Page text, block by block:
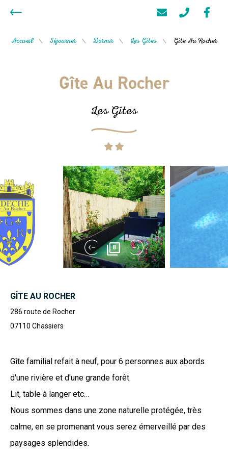
Accueil / Séjourner / Dormir / Les Gîtes / Gîte Au Rocher
Gîte Au Rocher
Les Gîtes
8
GÎTE AU ROCHER
286 route de Rocher
07110 Chassiers
Gîte familial refait à neuf, pour 6 personnes aux abords
d'une rivière et d'une grande forêt.
Lit, table à langer etc…
Nous sommes dans une zone naturelle protégée, très
calme, en se promenant vous serez émerveillé par des
paysages splendides.